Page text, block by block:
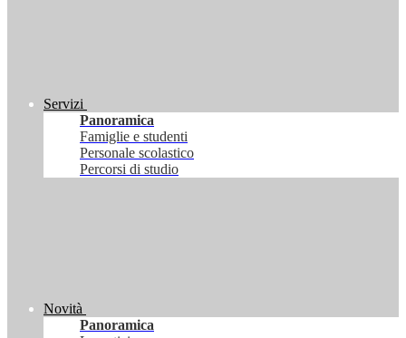
Servizi
Panoramica
Famiglie e studenti
Personale scolastico
Percorsi di studio
Novità
Panoramica